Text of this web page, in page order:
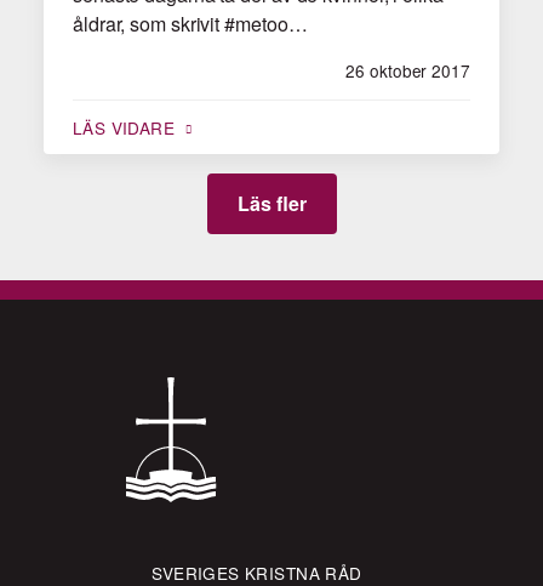
26 oktober 2017
åldrar, som skrivit #metoo…
LÄS VIDARE
Läs fler
SVERIGES KRISTNA RÅD